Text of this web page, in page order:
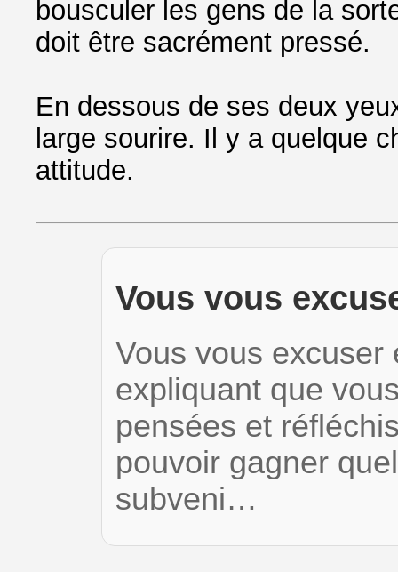
bousculer les gens de la
doit être sacrément pressé.
En dessous de ses deux
large sourire. Il y a quelque
attitude.
Vous vous
Vous vous excuser
expliquant que
pensées et
pouvoir gagner
subveni…